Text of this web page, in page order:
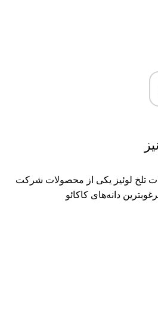
تلخ لوئیز یکی از محصولات شرکت
دانه‌های کاکائو